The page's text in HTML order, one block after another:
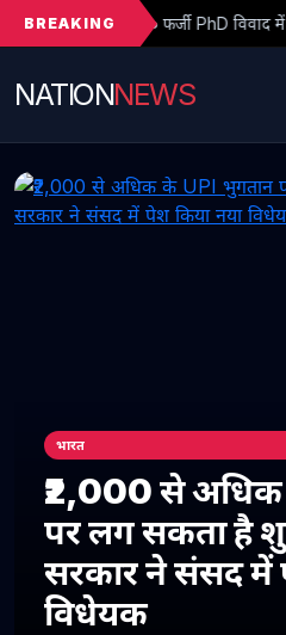
BREAKING
PhD विवाद में बड़ा मोड़: हाईकोर्ट से
NATIONNEWS
भारत
₹2,000 से
पर लग सकता है
सरकार ने संसद में
विधेयक